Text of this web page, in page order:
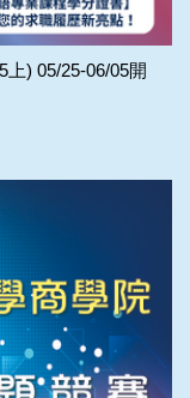
) 05/25-06/05開